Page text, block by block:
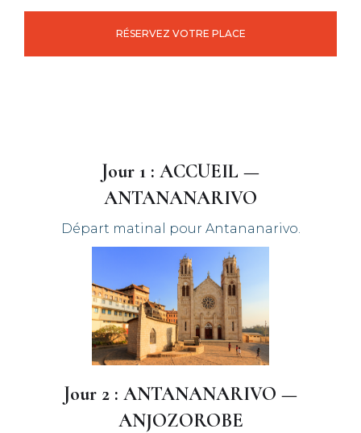
RÉSERVEZ VOTRE PLACE
Jour 1 : ACCUEIL —
ANTANANARIVO
Départ matinal pour Antananarivo.
Jour 2 : ANTANANARIVO —
ANJOZOROBE